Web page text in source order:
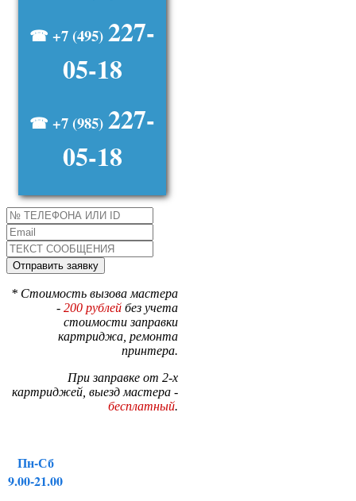
☎ +7 (495) 227-
05-18
☎ +7 (985) 227-
05-18
* Стоимость вызова мастера
- 200 рублей без учета
стоимости заправки
картриджа, ремонта
принтера.
При заправке от 2-х
картриджей, выезд мастера -
бесплатный.
Пн-Сб
9.00-21.00